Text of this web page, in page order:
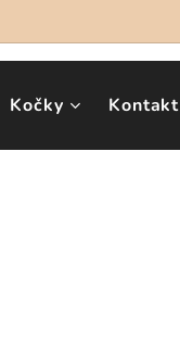
Kočky Kontakt